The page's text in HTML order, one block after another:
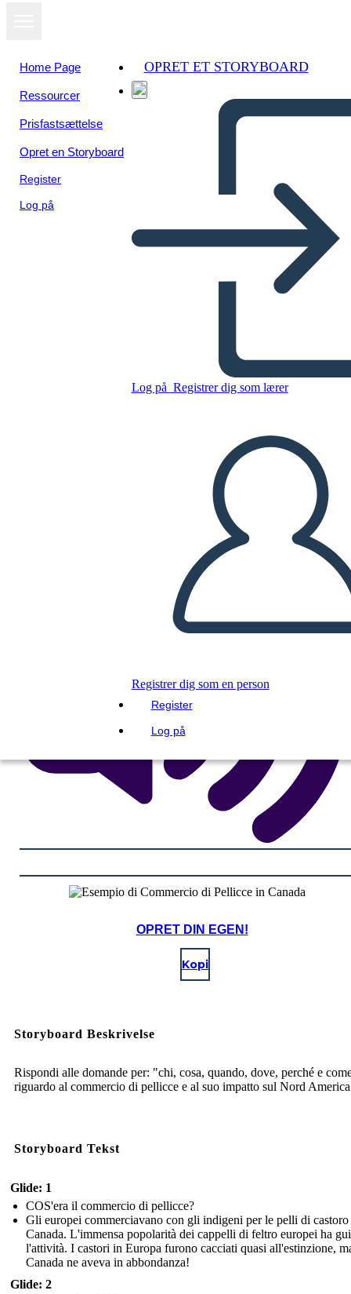
Home Page
Ressourcer
Prisfastsættelse
Opret en Storyboard
Register
Log på
OPRET ET STORYBOARD
Log på Registrer dig som lærer
Registrer dig som en person
Register
Log på
Esempio di Commercio di
Pellicce in Canada
Kopier dette storyboard
LAVE ET STORYBOARD
AFSPIL DIASSHOW
LÆS FOR MIG
OPRET DIN EGEN!
Kopi
Storyboard Beskrivelse
Rispondi alle domande per: "chi, cosa, quando, dove, perché e
riguardo al commercio di pellicce e al suo impatto sul Nord
Storyboard Tekst
Glide: 1
COS'era il commercio di pellicce?
Gli europei commerciavano con gli indigeni per le pelli di
Canada. L'immensa popolarità dei cappelli di feltro europei ha
l'attività. I castori in Europa furono cacciati quasi all'estinzione,
Canada ne aveva in abbondanza!
Glide: 2